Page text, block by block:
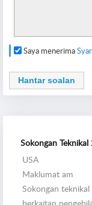
Saya menerima
Hantar soalan
Sokongan
USA
Maklumat am
Sokongan teknikal